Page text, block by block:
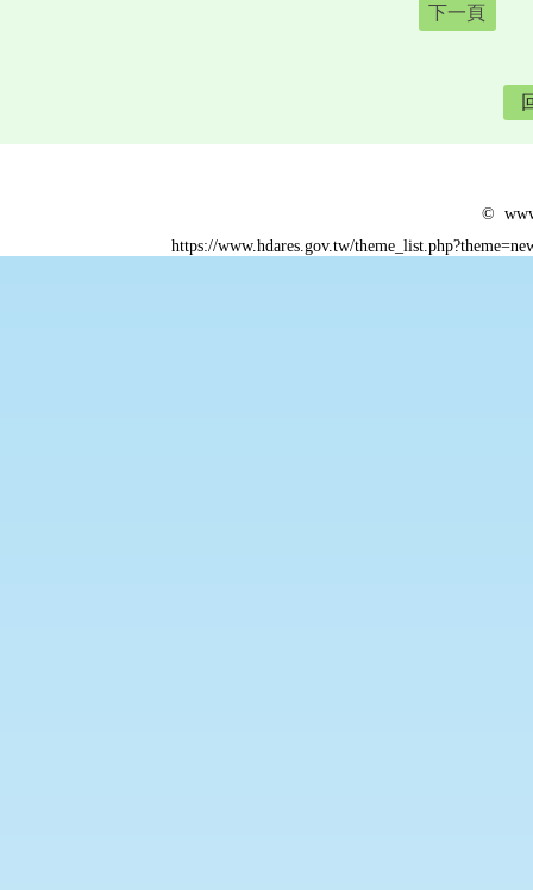
下一頁
©
https://www.hdares.gov.tw/